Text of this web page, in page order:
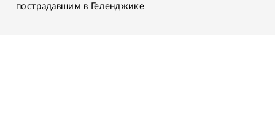
пострадавшим в Геленджике